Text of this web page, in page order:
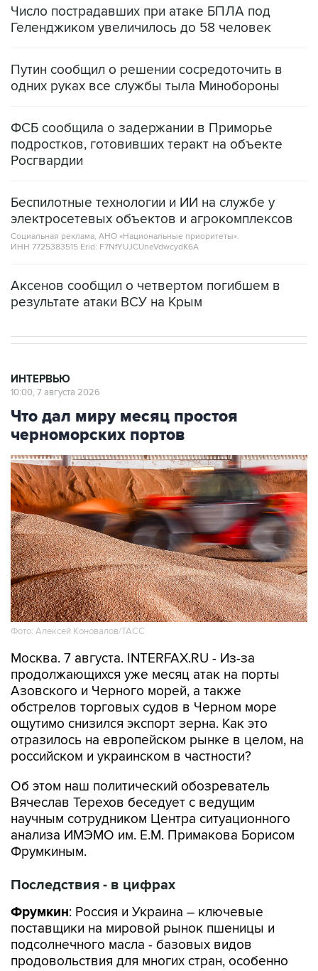
Число пострадавших при атаке БПЛА под
Геленджиком увеличилось до 58 человек
Путин сообщил о решении сосредоточить в
одних руках все службы тыла Минобороны
ФСБ сообщила о задержании в Приморье
подростков, готовивших теракт на объекте
Росгвардии
Беспилотные технологии и ИИ на службе у
электросетевых объектов и агрокомплексов
Социальная реклама, АНО «Национальные приоритеты».
ИНН 7725383515 Erid: F7NfYUJCUneVdwcydK6A
Аксенов сообщил о четвертом погибшем в
результате атаки ВСУ на Крым
ИНТЕРВЬЮ
10:00, 7 августа 2026
Что дал миру месяц простоя
черноморских портов
Фото: Алексей Коновалов/ТАСС
Москва. 7 августа. INTERFAX.RU - Из-за
продолжающихся уже месяц атак на порты
Азовского и Черного морей, а также
обстрелов торговых судов в Черном море
ощутимо снизился экспорт зерна. Как это
отразилось на европейском рынке в целом, на
российском и украинском в частности?
Об этом наш политический обозреватель
Вячеслав Терехов беседует с ведущим
научным сотрудником Центра ситуационного
анализа ИМЭМО им. Е.М. Примакова Борисом
Фрумкиным.
Последствия - в цифрах
Фрумкин: Россия и Украина – ключевые
поставщики на мировой рынок пшеницы и
подсолнечного масла - базовых видов
продовольствия для многих стран, особенно